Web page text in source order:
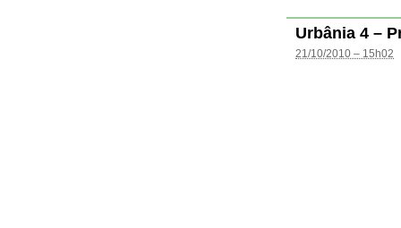
Urbânia 4 –
21/10/2010 – 15h02